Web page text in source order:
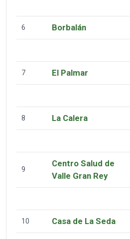
6 Borbalán
7 El Palmar
8 La Calera
9
Centro Salud de
Valle Gran Rey
10 Casa de La Seda